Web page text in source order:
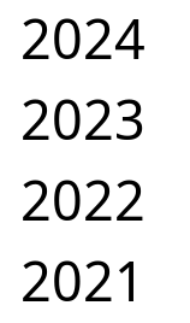
2024
2023
2022
2021